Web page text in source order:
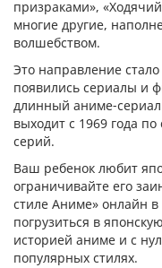
призраками»,
многие другие,
волшебством.
Это направление
появились сериалы и
длинный аниме-сериал
выходит с 1969 года
серий.
Ваш ребенок любит
ограничивайте его
стиле Аниме» онлайн
погрузиться в
историей аниме и с
популярных стилях.